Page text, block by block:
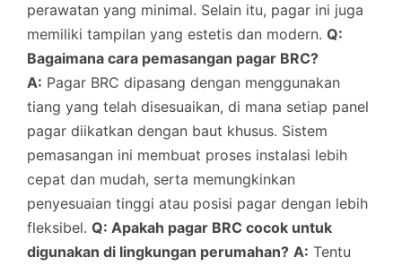
perawatan yang minimal. Selain itu, pagar ini juga
memiliki tampilan yang estetis dan modern. Q:
Bagaimana cara pemasangan pagar BRC?
A: Pagar BRC dipasang dengan menggunakan
tiang yang telah disesuaikan, di mana setiap panel
pagar diikatkan dengan baut khusus. Sistem
pemasangan ini membuat proses instalasi lebih
cepat dan mudah, serta memungkinkan
penyesuaian tinggi atau posisi pagar dengan lebih
fleksibel. Q: Apakah pagar BRC cocok untuk
digunakan di lingkungan perumahan? A: Tentu